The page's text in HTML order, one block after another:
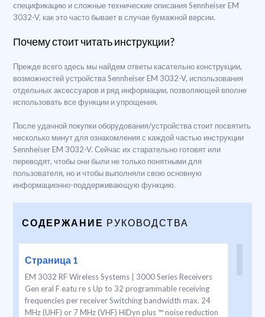
спецификацию и сложные технические описания Sennheiser EM
3032-V, как это часто бывает в случае бумажной версии.
Почему стоит читать инструкции?
Прежде всего здесь мы найдем ответы касательно конструкции,
возможностей устройства Sennheiser EM 3032-V, использования
отдельных аксессуаров и ряд информации, позволяющей вполне
использовать все функции и упрощения.
После удачной покупки оборудования/устройства стоит посвятить
несколько минут для ознакомления с каждой частью инструкции
Sennheiser EM 3032-V. Сейчас их старательно готовят или
переводят, чтобы они были не только понятными для
пользователя, но и чтобы выполняли свою основную
информационно-поддерживающую функцию.
СОДЕРЖАНИЕ РУКОВОДСТВА
Страница 1
EM 3032 RF Wireless Systems | 3000 Series Receivers
Gen eral F eatu re s Up to 32 programmable receiving
frequencies per receiver Switching bandwidth max. 24
MHz (UHF) or 7 MHz (VHF) HiDyn plus ™ noise reduction